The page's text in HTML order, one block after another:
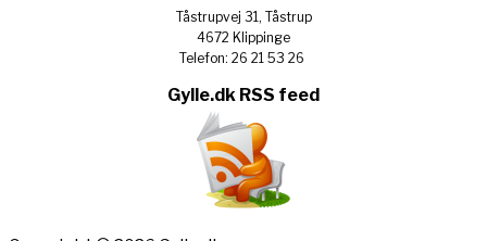
Tåstrupvej 31, Tåstrup
4672 Klippinge
Telefon: 26 21 53 26
Gylle.dk RSS feed